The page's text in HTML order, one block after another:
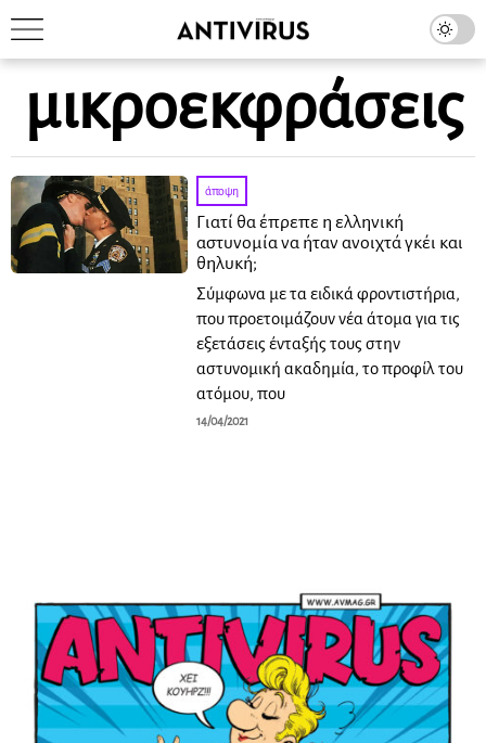
μικροεκφράσεις
άποψη
Γιατί θα έπρεπε η ελληνική
αστυνομία να ήταν ανοιχτά γκέι και
θηλυκή;
Σύμφωνα με τα ειδικά φροντιστήρια,
που προετοιμάζουν νέα άτομα για τις
εξετάσεις ένταξής τους στην
αστυνομική ακαδημία, το προφίλ του
ατόμου, που
14/04/2021